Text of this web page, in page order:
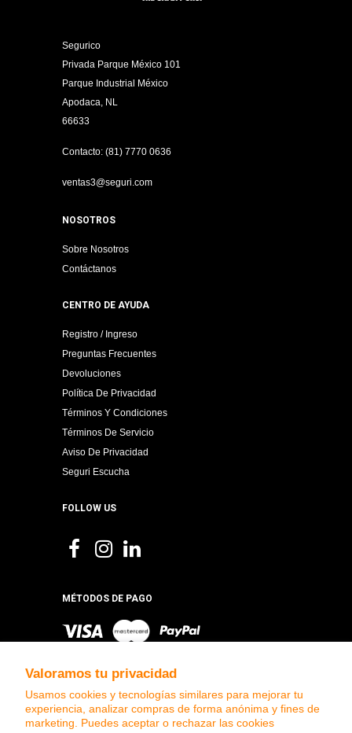
Valoramos tu privacidad
Usamos cookies y tecnologías similares para mejorar tu
experiencia, analizar compras de forma anónima y fines de
marketing. Puedes aceptar o rechazar las cookies
Segurico
Privada Parque México 101
Parque Industrial México
Apodaca, NL
66633
Contacto: (81) 7770 0636
ventas3@seguri.com
NOSOTROS
Sobre Nosotros
Contáctanos
CENTRO DE AYUDA
Registro / Ingreso
Preguntas Frecuentes
Devoluciones
Política De Privacidad
Términos Y Condiciones
Términos De Servicio
Aviso De Privacidad
Seguri Escucha
FOLLOW US
MÉTODOS DE PAGO
DISTRIBUIDORES MARCAS